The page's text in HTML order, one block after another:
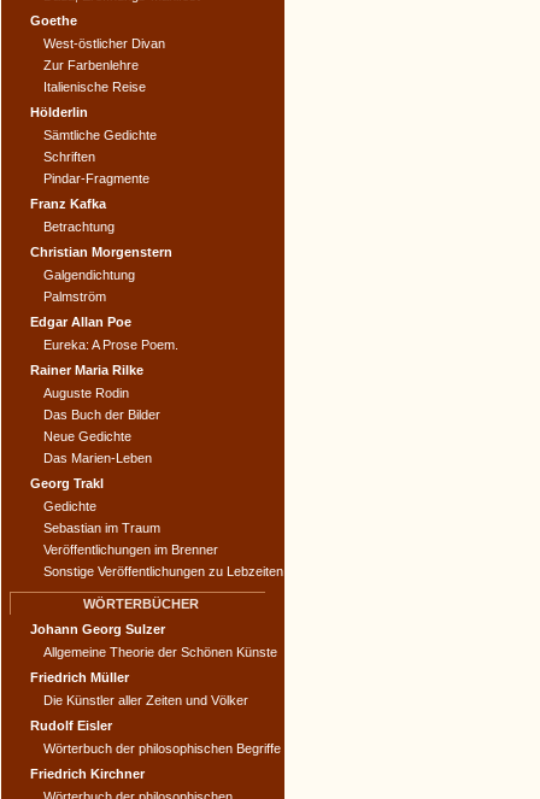
Goethe
West-östlicher Divan
Zur Farbenlehre
Italienische Reise
Hölderlin
Sämtliche Gedichte
Schriften
Pindar-Fragmente
Franz Kafka
Betrachtung
Christian Morgenstern
Galgendichtung
Palmström
Edgar Allan Poe
Eureka: A Prose Poem.
Rainer Maria Rilke
Auguste Rodin
Das Buch der Bilder
Neue Gedichte
Das Marien-Leben
Georg Trakl
Gedichte
Sebastian im Traum
Veröffentlichungen im Brenner
Sonstige Veröffentlichungen zu Lebzeiten
WÖRTERBÜCHER
Johann Georg Sulzer
Allgemeine Theorie der Schönen Künste
Friedrich Müller
Die Künstler aller Zeiten und Völker
Rudolf Eisler
Wörterbuch der philosophischen Begriffe
Friedrich Kirchner